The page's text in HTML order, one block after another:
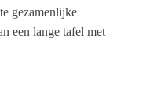
gezamenlijke
een lange tafel met